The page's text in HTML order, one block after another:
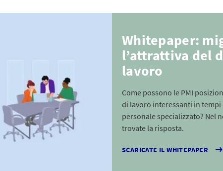
Whitepaper:
l’attrattiva del
lavoro
Come possono le PMI
di lavoro interessanti in tempi
personale specializzato? Nel
trovate la risposta.
SCARICATE IL WHITEPAPER